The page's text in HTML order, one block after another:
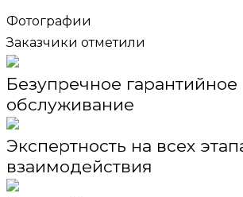
Фотографии
Заказчики отметили
Безупречное гарантийное
обслуживание
Экспертность на всех
взаимодействия